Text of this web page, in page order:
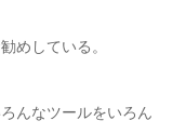
めしている。
んなツールをいろん